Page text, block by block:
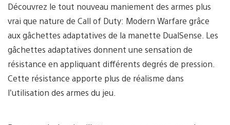
Découvrez le tout nouveau maniement des armes plus
vrai que nature de Call of Duty: Modern Warfare grâce
aux gâchettes adaptatives de la manette DualSense. Les
gâchettes adaptatives donnent une sensation de
résistance en appliquant différents degrés de pression.
Cette résistance apporte plus de réalisme dans
l’utilisation des armes du jeu.